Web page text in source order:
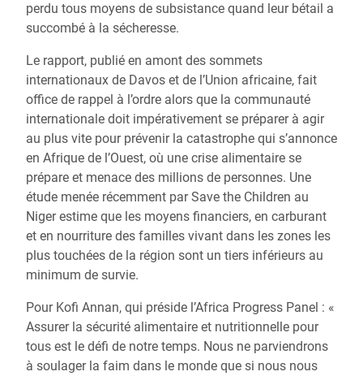
perdu tous moyens de subsistance quand leur bétail a
succombé à la sécheresse.
Le rapport, publié en amont des sommets
internationaux de Davos et de l’Union africaine, fait
office de rappel à l’ordre alors que la communauté
internationale doit impérativement se préparer à agir
au plus vite pour prévenir la catastrophe qui s’annonce
en Afrique de l’Ouest, où une crise alimentaire se
prépare et menace des millions de personnes. Une
étude menée récemment par Save the Children au
Niger estime que les moyens financiers, en carburant
et en nourriture des familles vivant dans les zones les
plus touchées de la région sont un tiers inférieurs au
minimum de survie.
Pour Kofi Annan, qui préside l’Africa Progress Panel : «
Assurer la sécurité alimentaire et nutritionnelle pour
tous est le défi de notre temps. Nous ne parviendrons
à soulager la faim dans le monde que si nous nous